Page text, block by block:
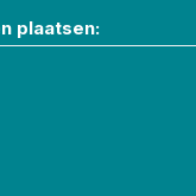
plaatsen: